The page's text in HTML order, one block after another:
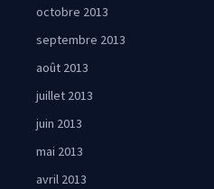
octobre 2013
septembre 2013
août 2013
juillet 2013
juin 2013
mai 2013
avril 2013